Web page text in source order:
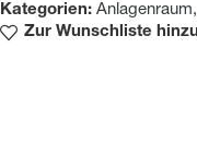
Kategorien: Anlagenraum,
Zur Wunschliste